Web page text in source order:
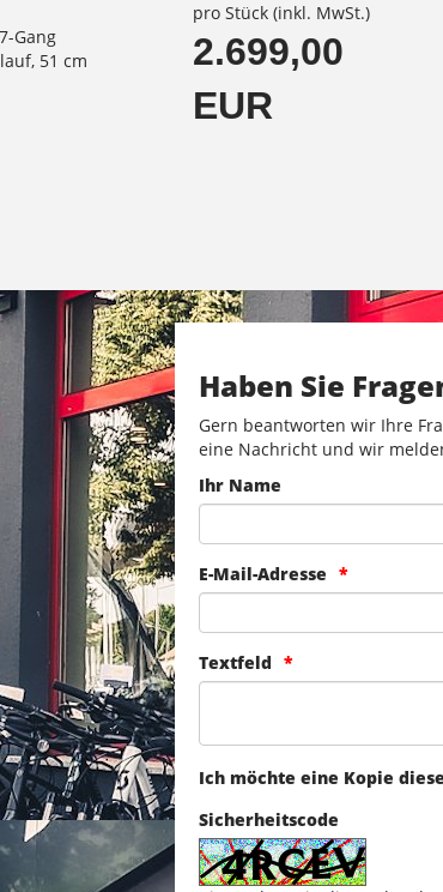
Gang
51 cm
pro Stück (inkl. MwSt.)
2.699,00
EUR
Haben Sie
Gern beantworten wir Ihre
eine Nachricht und wir
Ihr Name
E-Mail-Adresse
Textfeld
Ich möchte eine Kopie
Sicherheitscode